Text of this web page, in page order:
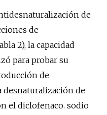
de
de
2), la capacidad
para probar su
de
de
el diclofenaco. sodio